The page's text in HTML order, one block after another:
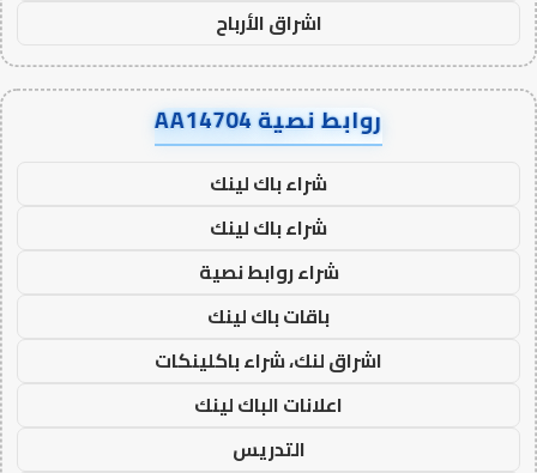
اشراق الأرباح
روابط نصية AA14704
شراء باك لينك
شراء باك لينك
شراء روابط نصية
باقات باك لينك
اشراق لنك، شراء باكلينكات
اعلانات الباك لينك
التدريس